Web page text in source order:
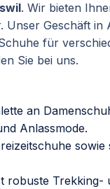
. Wir bieten
Unser Geschäft
für
Sie bei uns.
an
Anlassmode.
robuste Trekking-